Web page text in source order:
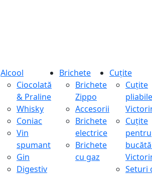
Alcool
Ciocolată
& Praline
Whisky
Coniac
Vin
spumant
Gin
Digestiv
Brichete
Brichete
Zippo
Accesorii
Brichete
electrice
Brichete
cu gaz
Cuțite
Cuțite
pliabile
Cuțite
pentru
Seturi